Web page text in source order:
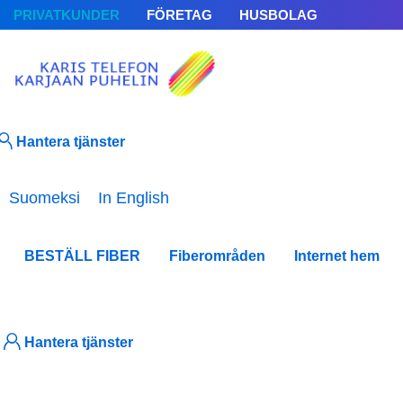
PRIVATKUNDER FÖRETAG HUSBOLAG
Hantera tjänster
Välj ditt språk
Suomeksi In English
BESTÄLL FIBER Fiberområden Internet hem
Hantera tjänster